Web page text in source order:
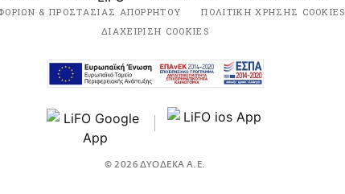
& ΠΡΟΣΤΑΣΙΑΣ ΑΠΟΡΡΗΤΟΥ
ΠΟΛΙΤΙΚΗ ΧΡΗΣΗΣ COOKIES
ΔΙΑΧΕΙΡΙΣΗ COOKIES
© 2026 ΔΥΟΔΕΚΑ Α.Ε.